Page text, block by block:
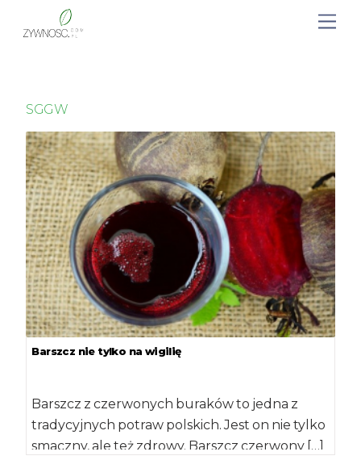
SGGW
Barszcz nie tylko na wigilię
Barszcz z czerwonych buraków to jedna z
tradycyjnych potraw polskich. Jest on nie tylko
smaczny, ale też zdrowy. Barszcz czerwony […]